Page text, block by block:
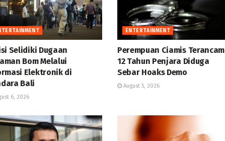
Selidiki Dugaan
Bom Melalui
Elektronik di
Bali
6, 2026
ENTERTAINMENT
Perempuan Ciamis Terancam
12 Tahun Penjara Diduga
Sebar Hoaks Demo
August 5, 2026